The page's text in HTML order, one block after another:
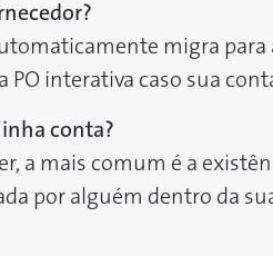
migra para
interativa caso sua
conta?
a mais comum é a
por alguém dentro da